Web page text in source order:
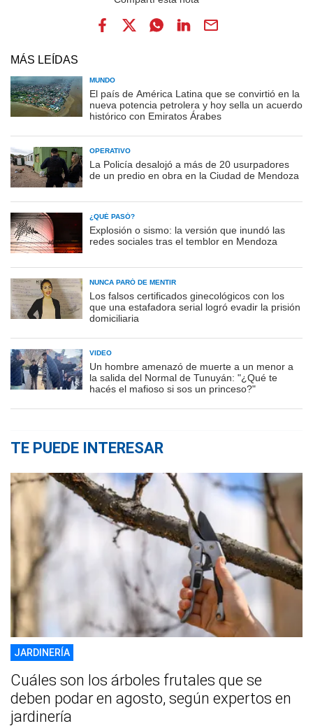
MÁS LEÍDAS
MUNDO
El país de América Latina que se convirtió en la
nueva potencia petrolera y hoy sella un acuerdo
histórico con Emiratos Árabes
OPERATIVO
La Policía desalojó a más de 20 usurpadores
de un predio en obra en la Ciudad de Mendoza
¿QUÉ PASÓ?
Explosión o sismo: la versión que inundó las
redes sociales tras el temblor en Mendoza
NUNCA PARÓ DE MENTIR
Los falsos certificados ginecológicos con los
que una estafadora serial logró evadir la prisión
domiciliaria
VIDEO
Un hombre amenazó de muerte a un menor a
la salida del Normal de Tunuyán: "¿Qué te
hacés el mafioso si sos un princeso?"
TE PUEDE INTERESAR
JARDINERÍA
Cuáles son los árboles frutales que se
deben podar en agosto, según expertos en
jardinería